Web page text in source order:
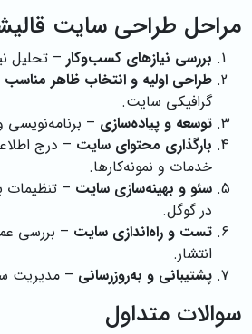
مراحل طراحی سایت
بررسی نیازهای کسب‌وکار – تحلیل
طراحی اولیه و انتخاب ظاهر مناسب
گرافیکی سایت.
توسعه و پیاده‌سازی –
بارگذاری محتوای سایت – درج
خدمات و نمونه‌کارها.
سئو و بهینه‌سازی سایت – تنظیمات
در گوگل.
تست و راه‌اندازی سایت – بررسی
انتشار.
پشتیبانی و به‌روزرسانی – مدیریت
سوالات متداول